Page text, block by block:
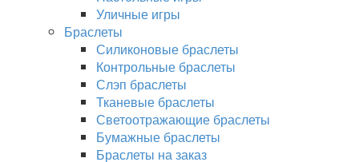
Уличные игры
Браслеты
Силиконовые браслеты
Контрольные браслеты
Слэп браслеты
Тканевые браслеты
Светоотражающие браслеты
Бумажные браслеты
Браслеты на заказ